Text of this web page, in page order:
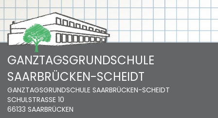
GANZTAGSGRUNDSCHULE
SAARBRÜCKEN-SCHEIDT
GANZTAGSGRUNDSCHULE SAARBRÜCKEN-SCHEIDT
SCHULSTRASSE 10
66133 SAARBRÜCKEN